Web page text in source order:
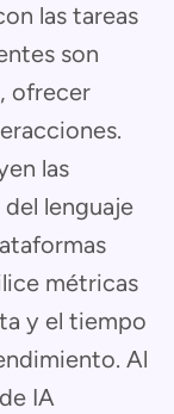
las tareas
son
ofrecer
las
lenguaje
métricas
y el tiempo
Al
IA